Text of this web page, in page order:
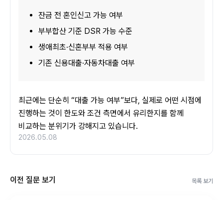
잔금 전 혼인신고 가능 여부
부부합산 기준 DSR 가능 수준
생애최초·신혼부부 적용 여부
기존 신용대출·자동차대출 여부
최근에는 단순히 “대출 가능 여부”보다, 실제로 어떤 시점에
진행하는 것이 한도와 조건 측면에서 유리한지를 함께
비교하는 분위기가 강해지고 있습니다.
2026.05.08
이전 질문 보기 목록 보기